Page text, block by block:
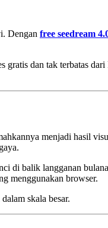
Dengan free seedream
gratis dan tak terbatas
menjadi hasil
di balik langganan
menggunakan browser.
skala besar.